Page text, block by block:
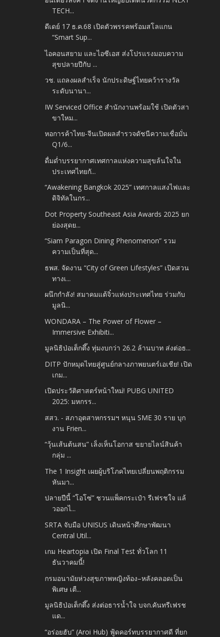
TECH...
ดีเดย์ 17 ธ.ค.68 เปิดตัวพรรคพร้อมสโลแกน
“Smart Sup...
ไอคอนสยาม และไอซีเอส ส่งโปรแรงมอบความ
สุขปลายปีกับ ...
วช. แถลงผลสำเร็จ นักประดิษฐ์ไทยคว้ารางวัล
ระดับนานา...
IW Serviced Office สำนักงานพร้อมใช้ เปิดตัวสา
ขาใหม...
หอการค้าไทย-จีนเปิดผลสำรวจดัชนีความเชื่อมั่น​
Q1/6...
ดื่มด่ำบรรยากาศเทศกาลแห่งความสุขล้นใจใน
ประเทศไทยกั...
“Awakening Bangkok 2025” เทศกาลแสงไฟและ
ดิจิทัลในกร...
Dot Property Southeast Asia Awards 2025 ยก
ย่องสุดย...
“Siam Paragon Dining Phenomenon” รวม
ความเป็นที่สุด...
ธพส. จัดงาน “City of Green Lifestyles” เปิดสวน
ทางเ...
ผนึกกำลัง! สมาคมแต้จิ๋วแห่งประเทศไทย ร่วมกับ
มูลนิ...
WONDARA – The Power of Flower –
Immersive Exhibiti...
มูลนิธิป่อเต็กตึ๊ง ทุ่มงบกว่า 26.2 ล้านบาท ส่งต่อธ...
DITP ปักหมุดไทยสู่ศูนย์กลางภาพยนตร์เอเชีย! เปิด
เกม...
เปิดประวัติศาสตร์หน้าใหม่! PUBG UNITED
2025: มหกรร...
สสว. - สภาอุตสาหกรรมฯ หนุน SME 30 ราย บุก
งาน Frien...
“วุ้นเส้นต้นสน” เล็งเห็นโอกาส ขยายไลน์สินค้า
กลุ่ม ...
The 1 Insight เผยผู้บริโภคไทยเปลี่ยนพฤติกรรม
หันมา...
ปลายปีนี้ “โอโซ่” ชวนแพ็คกระเป๋า รีเฟรชใจ แล้
วออกไ...
SRTA จับมือ UNISUS เดินหน้าศึกษาพัฒนา
Central Util...
เกม Heartopia เปิด Final Test ทั่วโลก 11
ธันวาคมนี้!
กรมอนามัยห่วงสุขภาพหญิงท้อง–หลังคลอดเป็น
พิเศษ เตื...
มูลนิธิป่อเต็กตึ๊ง ส่งต่อธารน้ำใจ บจก.คันทรีเฟรช
แด...
“อร่อยฮับ” (Aroi Hub) ฟู้ดคอร์ทบรรยากาศดี ที่ยก